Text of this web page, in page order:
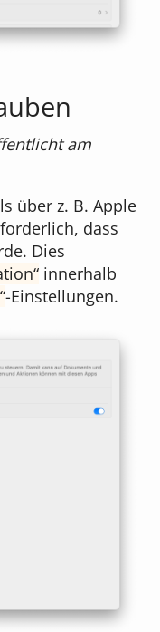
am
über z. B. Apple
dass
Dies
innerhalb
-Einstellungen.